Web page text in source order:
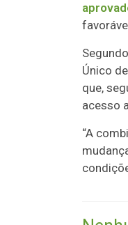
Único
que,
acesso
“A